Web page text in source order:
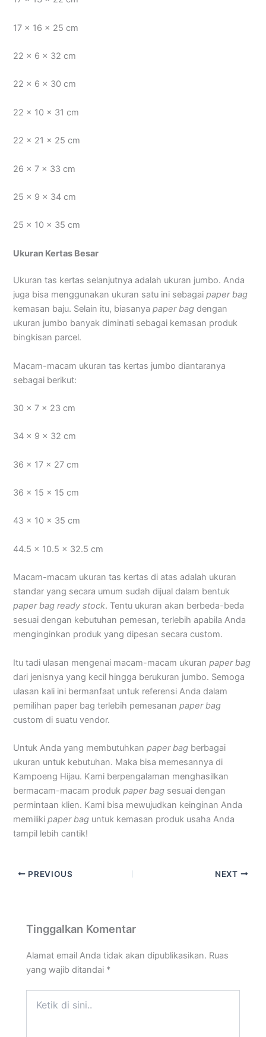
17 x 16 x 25 cm
22 x 6 x 32 cm
22 x 6 x 30 cm
22 x 10 x 31 cm
22 x 21 x 25 cm
26 x 7 x 33 cm
25 x 9 x 34 cm
25 x 10 x 35 cm
Ukuran Kertas Besar
Ukuran tas kertas selanjutnya adalah ukuran jumbo. Anda
juga bisa menggunakan ukuran satu ini sebagaipaper bag
kemasan baju. Selain itu, biasanyapaper bag dengan
ukuran jumbo banyak diminati sebagai kemasan produk
bingkisan parcel.
Macam-macam ukuran tas kertas jumbo diantaranya
sebagai berikut:
30 x 7 x 23 cm
34 x 9 x 32 cm
36 x 17 x 27 cm
36 x 15 x 15 cm
43 x 10 x 35 cm
44.5 x 10.5 x 32.5 cm
Macam-macam ukuran tas kertas di atas adalah ukuran
standar yang secara umum sudah dijual dalam bentuk
paper bag ready stock. Tentu ukuran akan berbeda-beda
sesuai dengan kebutuhan pemesan, terlebih apabila Anda
menginginkan produk yang dipesan secara custom.
Itu tadi ulasan mengenai macam-macam ukuranpaper bag
dari jenisnya yang kecil hingga berukuran jumbo. Semoga
ulasan kali ini bermanfaat untuk referensi Anda dalam
pemilihan paper bag terlebih pemesanan paper bag
custom di suatu vendor.
Untuk Anda yang membutuhkanpaper bag berbagai
ukuran untuk kebutuhan. Maka bisa memesannya di
Kampoeng Hijau. Kami berpengalaman menghasilkan
bermacam-macam produk paper bag sesuai dengan
permintaan klien. Kami bisa mewujudkan keinginan Anda
memiliki paper bag untuk kemasan produk usaha Anda
tampil lebih cantik!
PREVIOUS NEXT
Tinggalkan Komentar
Alamat email Anda tidak akan dipublikasikan. Ruas
yang wajib ditandai *